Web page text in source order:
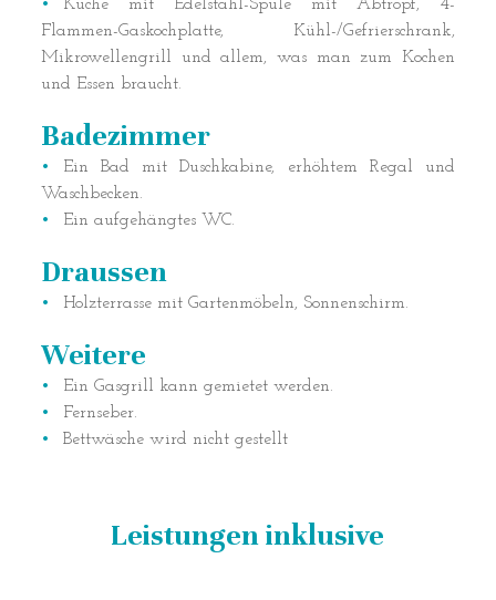
Küche mit Edelstahl-Spüle mit Abtropf, 4-
Flammen-Gaskochplatte, Kühl-/Gefrierschrank,
Mikrowellengrill und allem, was man zum Kochen
und Essen braucht.
Badezimmer
Ein Bad mit Duschkabine, erhöhtem Regal und
Waschbecken.
Ein aufgehängtes WC.
Draussen
Holzterrasse mit Gartenmöbeln, Sonnenschirm.
Weitere
Ein Gasgrill kann gemietet werden.
Fernseber.
Bettwäsche wird nicht gestellt
Leistungen inklusive